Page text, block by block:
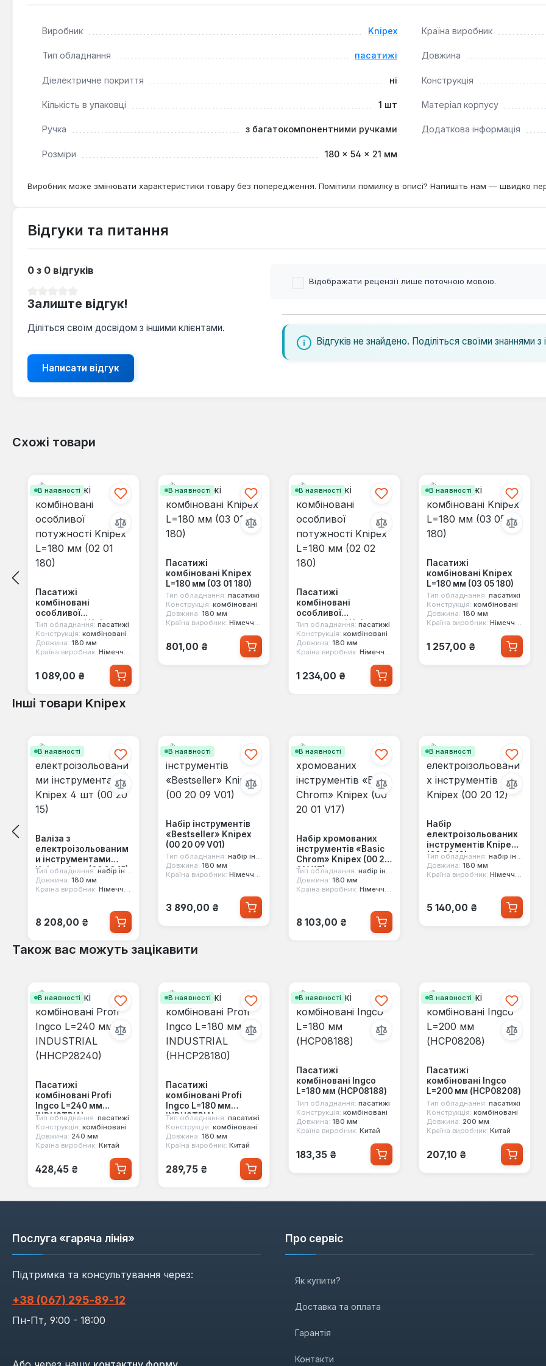
Ергономічний дизайн:
Багатокомпонентні ручки та оптимальна довжина 180 мм забезпечують комфортний та
Пасатижі комбіновані Knipex L=180 мм (03 02 180) є незамінним інструментом для професійних електриків,
Виробник Knipex Країна виробник
Тип обладнання пасатижі Довжина
Діелектричне покриття ні Конструкція
Кількість в упаковці 1 шт Матеріал корпусу
Ручка з багатокомпонентними ручками Додаткова інформація
Розміри 180 × 54 × 21 мм
Виробник може змінювати характеристики товару без попередження. Помітили помилку в описі? Напишіть нам — швидко
Відгуки та питання
0 з 0 відгуків
Залиште відгук!
Діліться своїм досвідом з іншими клієнтами.
Написати відгук
Відображати рецензії лише поточною мовою.
Відгуків не знайдено. Поділіться своїми знаннями з
Схожі товари
В наявності
Пасатижі
комбіновані
особливої
потужності Knipex
L=180 мм (02 01 180)
Тип обладнання: пасатижі
Конструкція: комбіновані
Довжина: 180 мм
Країна виробник: Німеччина
Звичайна ціна:
1 089,00 ₴
В наявності
Пасатижі
комбіновані Knipex
L=180 мм (03 01 180)
Тип обладнання: пасатижі
Конструкція: комбіновані
Довжина: 180 мм
Країна виробник: Німеччина
Звичайна ціна:
801,00 ₴
В наявності
Пасатижі
комбіновані
особливої
потужності Knipex
L=180 мм (02 02 180)
Тип обладнання: пасатижі
Конструкція: комбіновані
Довжина: 180 мм
Країна виробник: Німеччина
Звичайна ціна:
1 234,00 ₴
В наявності
Пасатижі
комбіновані Knipex
L=180 мм (03 05 180)
Тип обладнання: пасатижі
Конструкція: комбіновані
Довжина: 180 мм
Країна виробник: Німеччина
Звичайна ціна:
1 257,00 ₴
Інші товари Knipex
В наявності
Валіза з
електроізольованим
и інструментами
Knipex 4 шт (00 20 15)
Тип обладнання: набір інструментів
Довжина: 180 мм
Країна виробник: Німеччина
Звичайна ціна:
8 208,00 ₴
В наявності
Набір інструментів
«Bestseller» Knipex
(00 20 09 V01)
Тип обладнання: набір інструментів
Довжина: 180 мм
Країна виробник: Німеччина
Звичайна ціна:
3 890,00 ₴
В наявності
Набір хромованих
інструментів «Basic
Chrom» Knipex (00 20
01 V17)
Тип обладнання: набір інструментів
Довжина: 180 мм
Країна виробник: Німеччина
Звичайна ціна:
8 103,00 ₴
В наявності
Набір
електроізольованих
інструментів Knipex
(00 20 12)
Тип обладнання: набір інструментів
Довжина: 180 мм
Країна виробник: Німеччина
Звичайна ціна:
5 140,00 ₴
Також вас можуть зацікавити
В наявності
Пасатижі
комбіновані Profi
Ingco L=240 мм
INDUSTRIAL
(HHCP28240)
Тип обладнання: пасатижі
Конструкція: комбіновані
Довжина: 240 мм
Країна виробник: Китай
Звичайна ціна:
428,45 ₴
В наявності
Пасатижі
комбіновані Profi
Ingco L=180 мм
INDUSTRIAL
(HHCP28180)
Тип обладнання: пасатижі
Конструкція: комбіновані
Довжина: 180 мм
Країна виробник: Китай
Звичайна ціна:
289,75 ₴
В наявності
Пасатижі
комбіновані Ingco
L=180 мм (HCP08188)
Тип обладнання: пасатижі
Конструкція: комбіновані
Довжина: 180 мм
Країна виробник: Китай
Звичайна ціна:
183,35 ₴
В наявності
Пасатижі
комбіновані Ingco
L=200 мм (HCP08208)
Тип обладнання: пасатижі
Конструкція: комбіновані
Довжина: 200 мм
Країна виробник: Китай
Звичайна ціна:
207,10 ₴
Послуга «гаряча лінія»
Підтримка та консультування через:
+38 (067) 295‑89‑12
Пн-Пт, 9:00 - 18:00
Про сервіс
Як купити?
Доставка та оплата
Гарантія
Контакти